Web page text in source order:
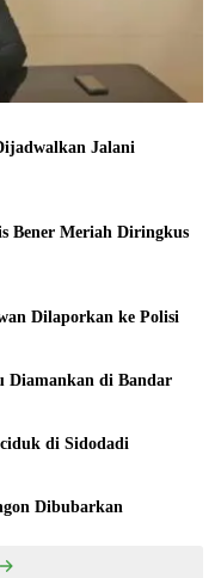
Jalani
Bener Meriah Diringkus
Dilaporkan ke Polisi
Diamankan di Bandar
di Sidodadi
Dibubarkan